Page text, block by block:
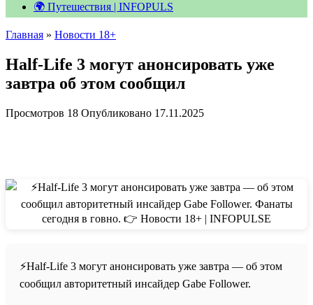
🌍 Путешествия | INFOPULS
Главная » Новости 18+
Half-Life 3 могут анонсировать уже
завтра об этом сообщил
Просмотров 18 Опубликовано 17.11.2025
⚡️Half-Life 3 могут анонсировать уже завтра — об этом
сообщил авторитетный инсайдер Gabe Follower.